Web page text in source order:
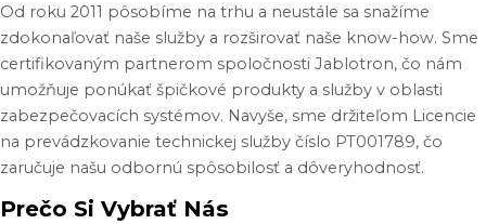
Od roku 2011 pôsobíme na trhu a neustále sa snažíme
zdokonaľovať naše služby a rozširovať naše know-how. Sme
certifikovaným partnerom spoločnosti Jablotron, čo nám
umožňuje ponúkať špičkové produkty a služby v oblasti
zabezpečovacích systémov. Navyše, sme držiteľom Licencie
na prevádzkovanie technickej služby číslo PT001789, čo
zaručuje našu odbornú spôsobilosť a dôveryhodnosť.
Prečo Si Vybrať Nás